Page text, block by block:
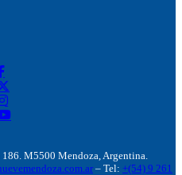
M5500 Mendoza, Argentina.
– Tel: +(54) 9 261